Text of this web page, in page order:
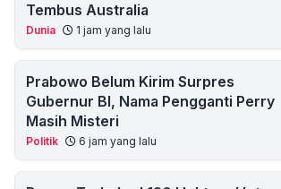
Tembus Australia
Dunia 1 jam yang lalu
Prabowo Belum Kirim Surpres
Gubernur BI, Nama Pengganti Perry
Masih Misteri
Politik 6 jam yang lalu